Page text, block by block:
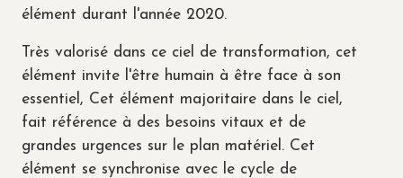
élément durant l'année 2020.
Très valorisé dans ce ciel de transformation, cet
élément invite l'être humain à être face à son
essentiel, Cet élément majoritaire dans le ciel,
fait référence à des besoins vitaux et de
grandes urgences sur le plan matériel. Cet
élément se synchronise avec le cycle de